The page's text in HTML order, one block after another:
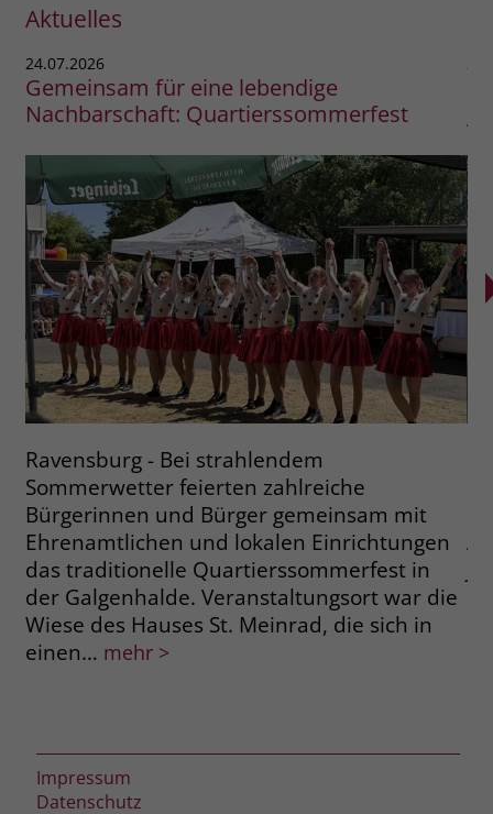
Aktuelles
24.07.2026
Gemeinsam für eine lebendige
Nachbarschaft: Quartierssommerfest
Ravensburg - Bei strahlendem
Sommerwetter feierten zahlreiche
Bürgerinnen und Bürger gemeinsam mit
Ehrenamtlichen und lokalen Einrichtungen
das traditionelle Quartierssommerfest in
der Galgenhalde. Veranstaltungsort war die
Wiese des Hauses St. Meinrad, die sich in
einen… mehr >
Impressum
Datenschutz